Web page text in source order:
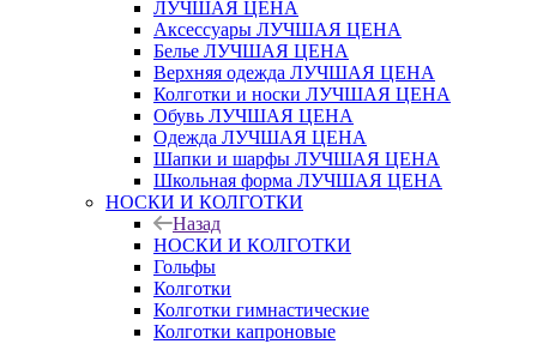
ЛУЧШАЯ ЦЕНА
Аксессуары ЛУЧШАЯ ЦЕНА
Белье ЛУЧШАЯ ЦЕНА
Верхняя одежда ЛУЧШАЯ ЦЕНА
Колготки и носки ЛУЧШАЯ ЦЕНА
Обувь ЛУЧШАЯ ЦЕНА
Одежда ЛУЧШАЯ ЦЕНА
Шапки и шарфы ЛУЧШАЯ ЦЕНА
Школьная форма ЛУЧШАЯ ЦЕНА
НОСКИ И КОЛГОТКИ
Назад
НОСКИ И КОЛГОТКИ
Гольфы
Колготки
Колготки гимнастические
Колготки капроновые